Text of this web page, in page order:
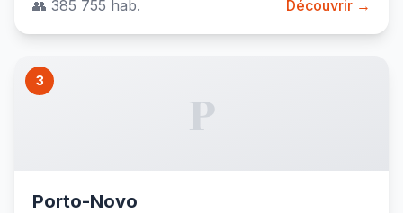
👥 385 755 hab. Découvrir →
3
P
Porto-Novo